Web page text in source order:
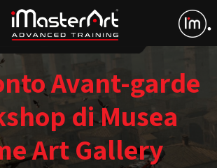
Avant-garde
di Musea
Art Gallery